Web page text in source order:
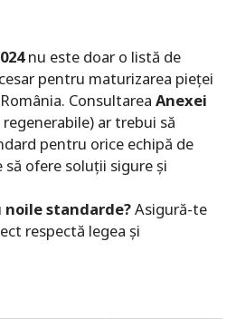
nu este doar o listă de
pentru maturizarea pieței
Consultarea Anexei
ar trebui să
pentru orice echipă de
ofere soluții sigure și
standarde?Asigură-te
respectă legea și